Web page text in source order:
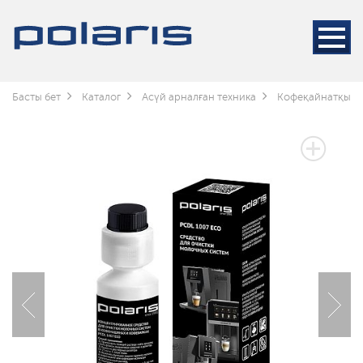
Басты бет Каталог Асүй арналған техника